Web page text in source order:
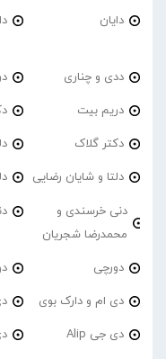
دایان
ددی و چناری
دریم بیت
دکتر گلاک
دلتا و شایان رضایی
دنی خرسندی و
محمدرضا شجریان
دورچی
دی ام و دارک بوی
دی جی Alip